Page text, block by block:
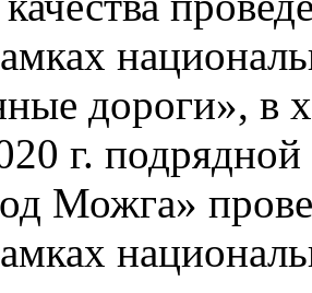
дороги», в
г.
Можга»